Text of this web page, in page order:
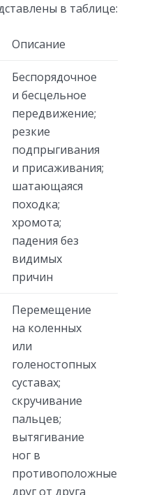
в таблице:
Описание
Беспорядочное
и бесцельное
передвижение;
резкие
подпрыгивания
и присаживания;
шатающаяся
походка;
хромота;
падения без
видимых
причин
Перемещение
на коленных
или
голеностопных
суставах;
скручивание
пальцев;
вытягивание
ног в
противоположные
друг от друга